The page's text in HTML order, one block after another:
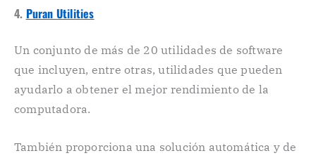
4. Puran Utilities
Un conjunto de más de 20 utilidades de software
que incluyen, entre otras, utilidades que pueden
ayudarlo a obtener el mejor rendimiento de la
computadora.
También proporciona una solución automática y de